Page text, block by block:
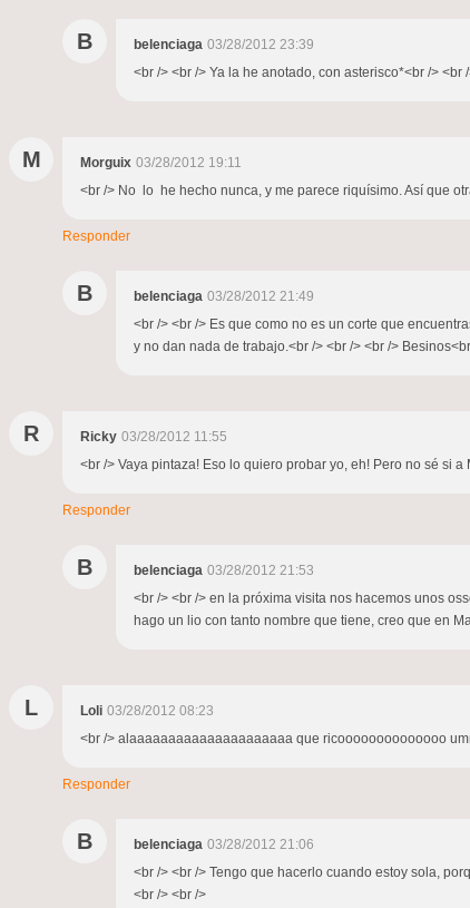
B belenciaga 03/28/2012 23:39
<br /> <br /> Ya la he anotado, con asterisco*<br />
M Morguix 03/28/2012 19:11
<br /> No lo he hecho nunca, y me parece riquísimo. Así que
Responder
B belenciaga 03/28/2012 21:49
<br /> <br /> Es que como no es un corte que
y no dan nada de trabajo.<br /> <br /> <br />
R Ricky 03/28/2012 11:55
<br /> Vaya pintaza! Eso lo quiero probar yo, eh! Pero no sé si
Responder
B belenciaga 03/28/2012 21:53
<br /> <br /> en la próxima visita nos hacemos unos
hago un lio con tanto nombre que tiene, creo que en
L Loli 03/28/2012 08:23
<br /> alaaaaaaaaaaaaaaaaaaaaa que ricoooooooooooooo
Responder
B belenciaga 03/28/2012 21:06
<br /> <br /> Tengo que hacerlo cuando estoy sola,
<br /> <br />